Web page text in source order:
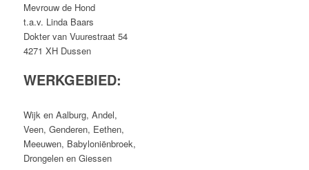
Mevrouw de Hond
t.a.v. Linda Baars
Dokter van Vuurestraat 54
4271 XH Dussen
WERKGEBIED:
Wijk en Aalburg, Andel,
Veen, Genderen, Eethen,
Meeuwen, Babyloniënbroek,
Drongelen en Giessen